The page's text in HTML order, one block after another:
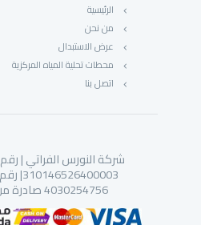
الرئيسية
من نحن
عرض الاستبدال
محطات تحلية المياه المركزية
اتصل بنا
شركة النورس الفراتي |
4030254756 صادرة من وزارة التجارة